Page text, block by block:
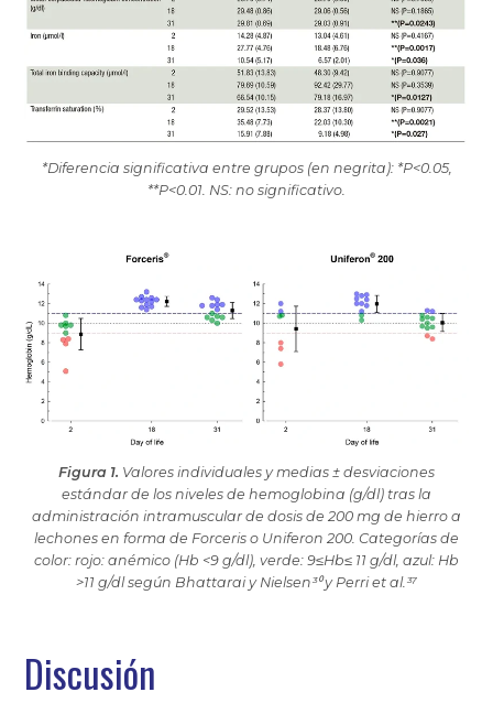
*Diferencia significativa entre grupos (en negrita): *P<0.05,
**P<0.01. NS: no significativo.
Figura 1. Valores individuales y medias ± desviaciones
estándar de los niveles de hemoglobina (g/dl) tras la
administración intramuscular de dosis de 200 mg de hierro a
lechones en forma de Forceris o Uniferon 200. Categorías de
color: rojo: anémico (Hb <9 g/dl), verde: 9≤Hb≤ 11 g/dl, azul: Hb
>11 g/dl según Bhattarai y Nielsen³⁰ y Perri et al.³⁷
Discusión